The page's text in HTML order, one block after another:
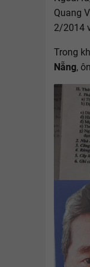
Quang
2/2014
Trong
Nẵng,